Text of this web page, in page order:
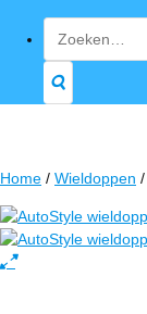
naar:
Home / Wieldoppen /